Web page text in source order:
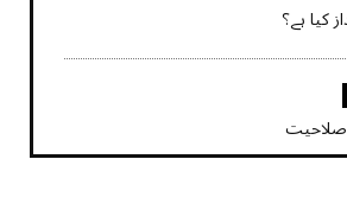
کیا ہے؟
صلاحیت